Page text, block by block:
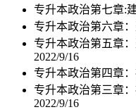
专升本政治第七章:
专升本政治第六章
专升本政治第五章
2022/9/16
专升本政治第四章
专升本政治第三章
2022/9/16